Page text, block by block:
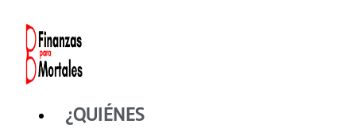
contenido
¿QUIÉNES